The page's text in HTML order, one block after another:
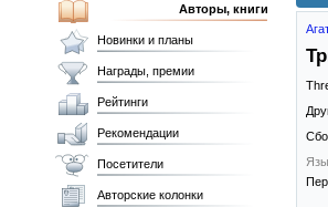
Авторы, книги
Новинки и планы
Награды, премии
Рейтинги
Рекомендации
Посетители
Авторские колонки